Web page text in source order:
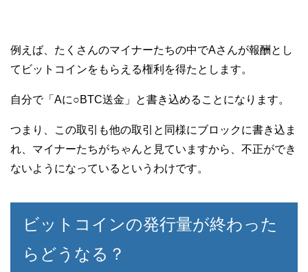
例えば、たくさんのマイナーたちの中でAさんが報酬とし
てビットコインをもらえる権利を得たとします。
自分で「Aに○BTC送金」と書き込めることになります。
つまり、この取引も他の取引と同様にブロックに書き込ま
れ、マイナーたちがちゃんと見ていますから、不正ができ
ないようになっているというわけです。
ビットコインの発行量が終わった
らどうなる？